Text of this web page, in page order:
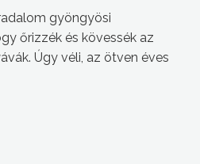
gyöngyösi
őrizzék és kövessék az
Úgy véli, az ötven éves